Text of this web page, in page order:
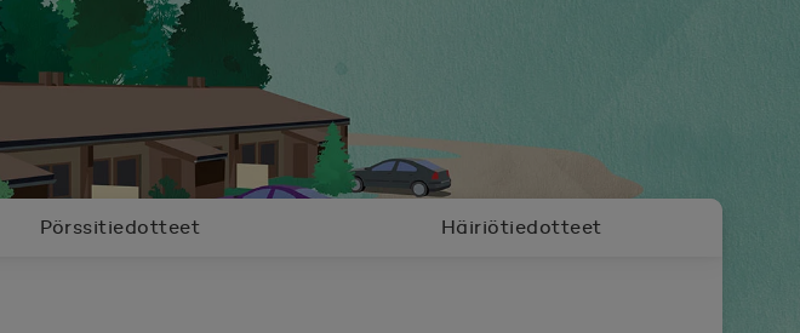
Pörssitiedotteet Häiriötiedotteet